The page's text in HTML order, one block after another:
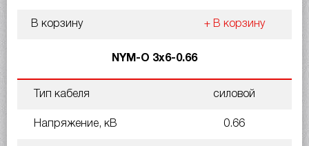
В корзину + В корзину
NYM-O 3х6-0.66
Тип кабеля силовой
Напряжение, кВ 0.66